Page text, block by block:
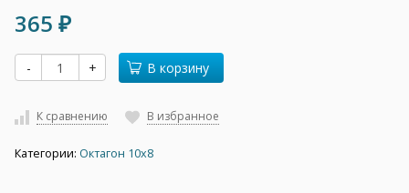
365 ₽
- + В корзину
К сравнению В избранное
Категории: Октагон 10х8